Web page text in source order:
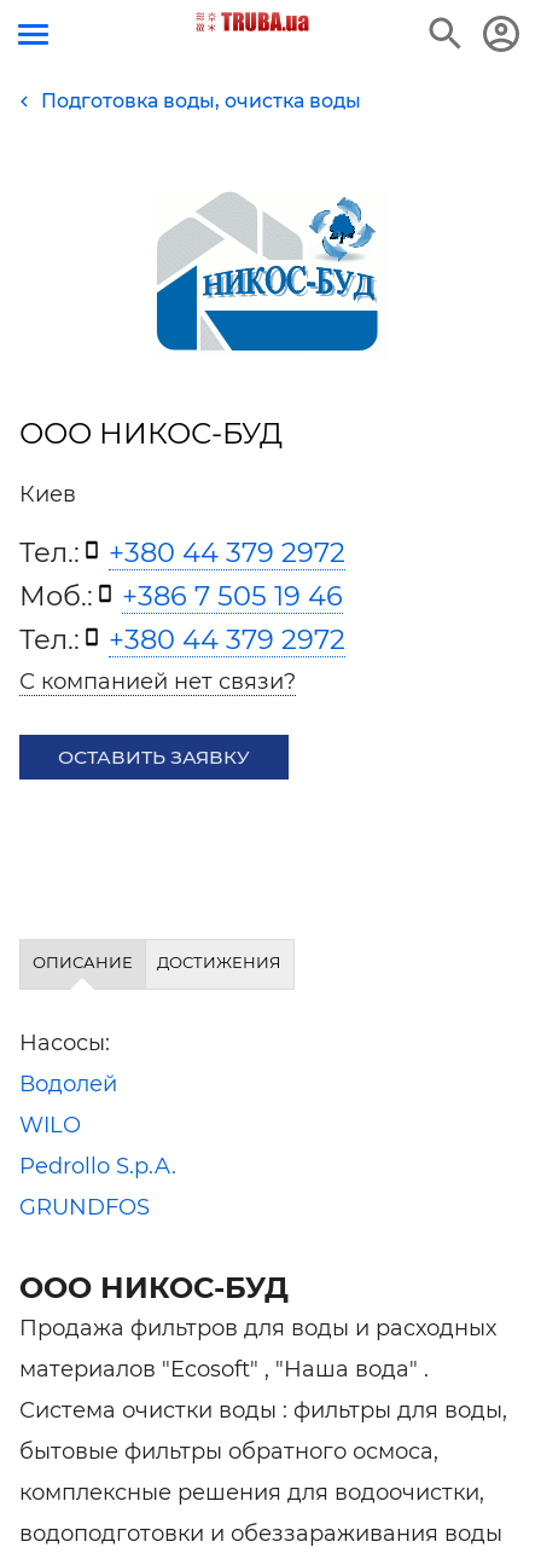
Подготовка воды, очистка воды
ООО НИКОС-БУД
Киев
Тел.:
+380 44 379 2972
Моб.:
+386 7 505 19 46
Тел.:
+380 44 379 2972
С компанией нет связи?
ОСТАВИТЬ ЗАЯВКУ
ОПИСАНИЕ ДОСТИЖЕНИЯ
Насосы:
Водолей
WILO
Pedrollo S.p.A.
GRUNDFOS
ООО НИКОС-БУД
Продажа фильтров для воды и расходных
материалов "Ecosoft" , "Наша вода" .
Система очистки воды : фильтры для воды,
бытовые фильтры обратного осмоса,
комплексные решения для водоочистки,
водоподготовки и обеззараживания воды